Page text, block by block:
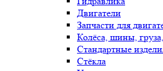
Двигатели
Запчасти для
Колёса, шины,
Стандартные
Стёкла